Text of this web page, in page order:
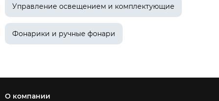
Управление освещением и комплектующие
Фонарики и ручные фонари
О компании